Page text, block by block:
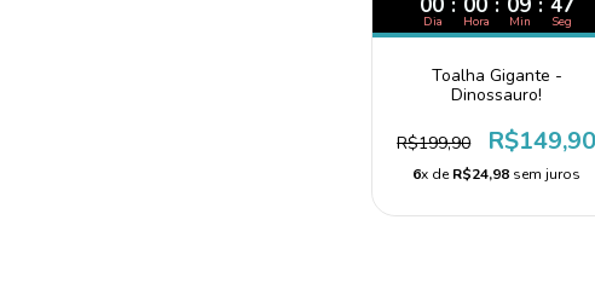
Dia Hora Min Seg
Toalha Gigante -
Dinossauro!
R$199,90 R$149,90
6x deR$24,98 sem juros